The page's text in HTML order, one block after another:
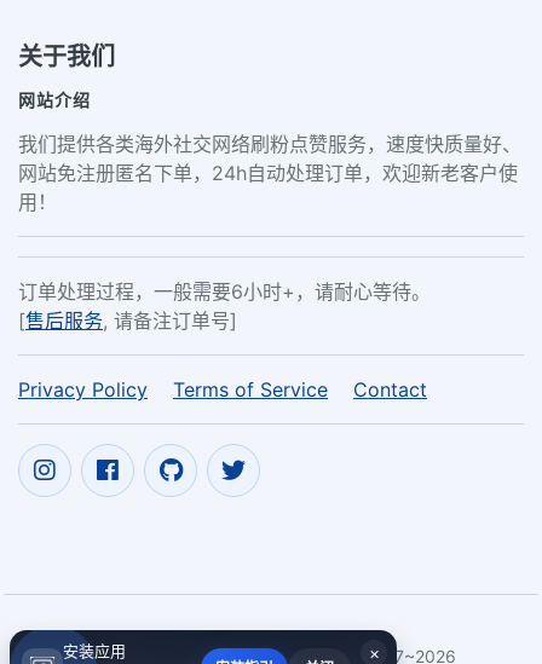
关于我们
网站介绍
我们提供各类海外社交网络刷粉点赞服务，速度快质量好、
网站免注册匿名下单，24h自动处理订单，欢迎新老客户使
用！
订单处理过程，一般需要6小时+，请耐心等待。
[售后服务, 请备注订单号]
Privacy Policy Terms of Service Contact
Copyright ©TikTok能否挑落当今社交霸权？ 2017~2026
×
安装应用